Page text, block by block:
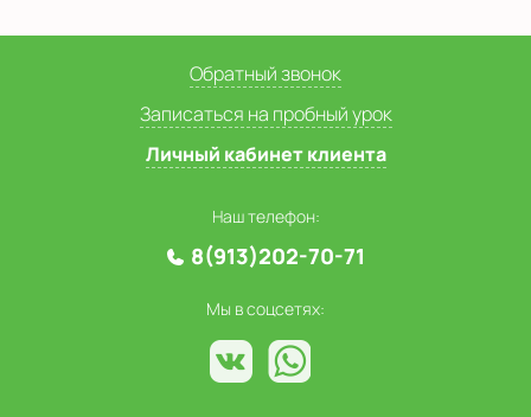
Обратный звонок
Записаться на пробный урок
Личный кабинет клиента
Наш телефон:
8(913)202-70-71
Мы в соцсетях: